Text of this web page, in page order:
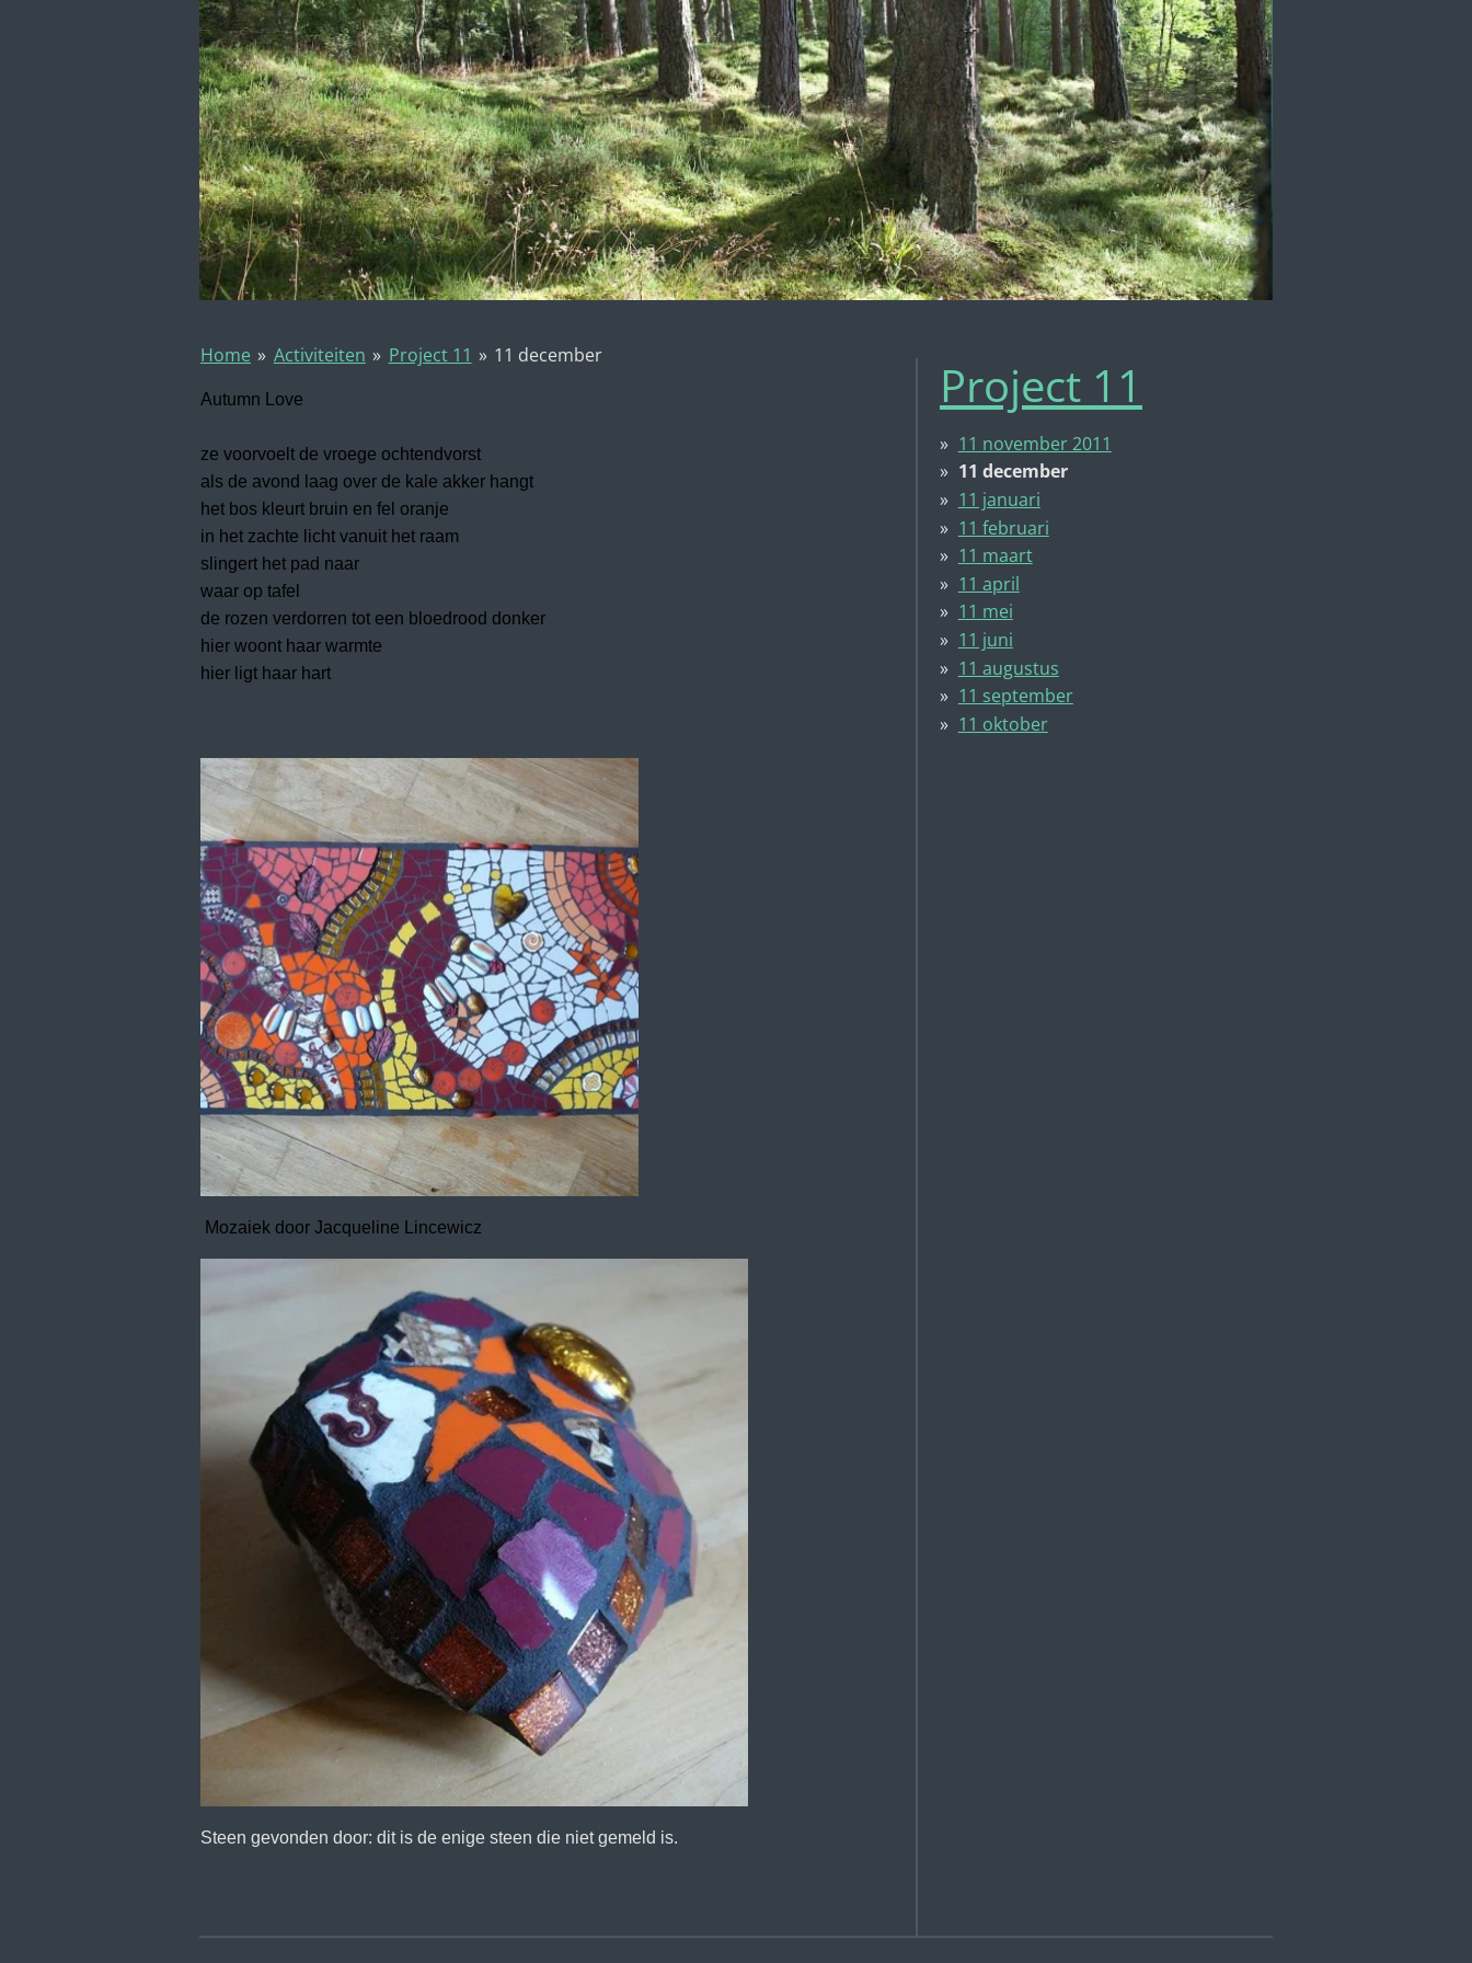
Home » Activiteiten » Project 11 » 11 december
Autumn Love
ze voorvoelt de vroege ochtendvorst
als de avond laag over de kale akker hangt
het bos kleurt bruin en fel oranje
in het zachte licht vanuit het raam
slingert het pad naar
waar op tafel
de rozen verdorren tot een bloedrood donker
hier woont haar warmte
hier ligt haar hart
Mozaiek door Jacqueline Lincewicz
Steen gevonden door: dit is de enige steen die niet gemeld is.
Project 11
11 november 2011
11 december
11 januari
11 februari
11 maart
11 april
11 mei
11 juni
11 augustus
11 september
11 oktober